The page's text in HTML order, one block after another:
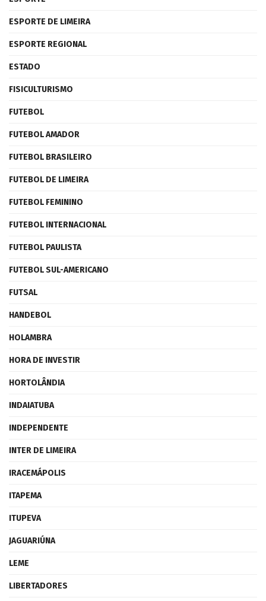
ESPORTE DE LIMEIRA
ESPORTE REGIONAL
ESTADO
FISICULTURISMO
FUTEBOL
FUTEBOL AMADOR
FUTEBOL BRASILEIRO
FUTEBOL DE LIMEIRA
FUTEBOL FEMININO
FUTEBOL INTERNACIONAL
FUTEBOL PAULISTA
FUTEBOL SUL-AMERICANO
FUTSAL
HANDEBOL
HOLAMBRA
HORA DE INVESTIR
HORTOLÂNDIA
INDAIATUBA
INDEPENDENTE
INTER DE LIMEIRA
IRACEMÁPOLIS
ITAPEMA
ITUPEVA
JAGUARIÚNA
LEME
LIBERTADORES